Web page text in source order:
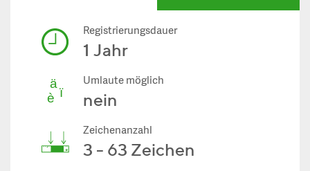
Registrierungsdauer
1 Jahr
Umlaute möglich
nein
Zeichenanzahl
3 - 63 Zeichen